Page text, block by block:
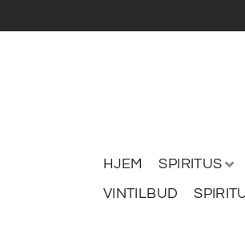
HJEM SPIRITUS
VINTILBUD